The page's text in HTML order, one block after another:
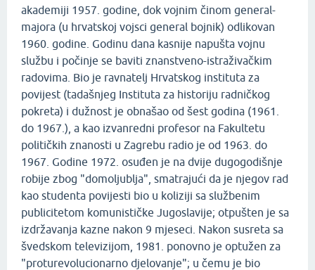
akademiji 1957. godine, dok vojnim činom general-
majora (u hrvatskoj vojsci general bojnik) odlikovan
1960. godine. Godinu dana kasnije napušta vojnu
službu i počinje se baviti znanstveno-istraživačkim
radovima. Bio je ravnatelj Hrvatskog instituta za
povijest (tadašnjeg Instituta za historiju radničkog
pokreta) i dužnost je obnašao od šest godina (1961.
do 1967.), a kao izvanredni profesor na Fakultetu
političkih znanosti u Zagrebu radio je od 1963. do
1967. Godine 1972. osuđen je na dvije dugogodišnje
robije zbog "domoljublja", smatrajući da je njegov rad
kao studenta povijesti bio u koliziji sa službenim
publicitetom komunističke Jugoslavije; otpušten je sa
izdržavanja kazne nakon 9 mjeseci. Nakon susreta sa
švedskom televizijom, 1981. ponovno je optužen za
"proturevolucionarno djelovanje"; u čemu je bio